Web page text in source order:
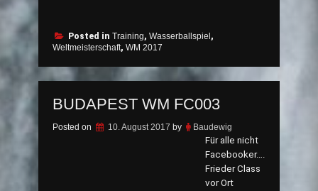
Posted in Training, Wasserballspiel ,
Weltmeisterschaft, WM 2017
BUDAPEST WM FC003
Posted on 10. August 2017 by Baudewig
Für alle nicht
Facebooker….
Frieder Class
vor Ort